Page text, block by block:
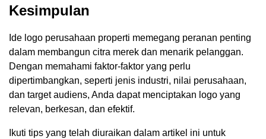
Kesimpulan
Ide logo perusahaan properti memegang peranan penting
dalam membangun citra merek dan menarik pelanggan.
Dengan memahami faktor-faktor yang perlu
dipertimbangkan, seperti jenis industri, nilai perusahaan,
dan target audiens, Anda dapat menciptakan logo yang
relevan, berkesan, dan efektif.
Ikuti tips yang telah diuraikan dalam artikel ini untuk